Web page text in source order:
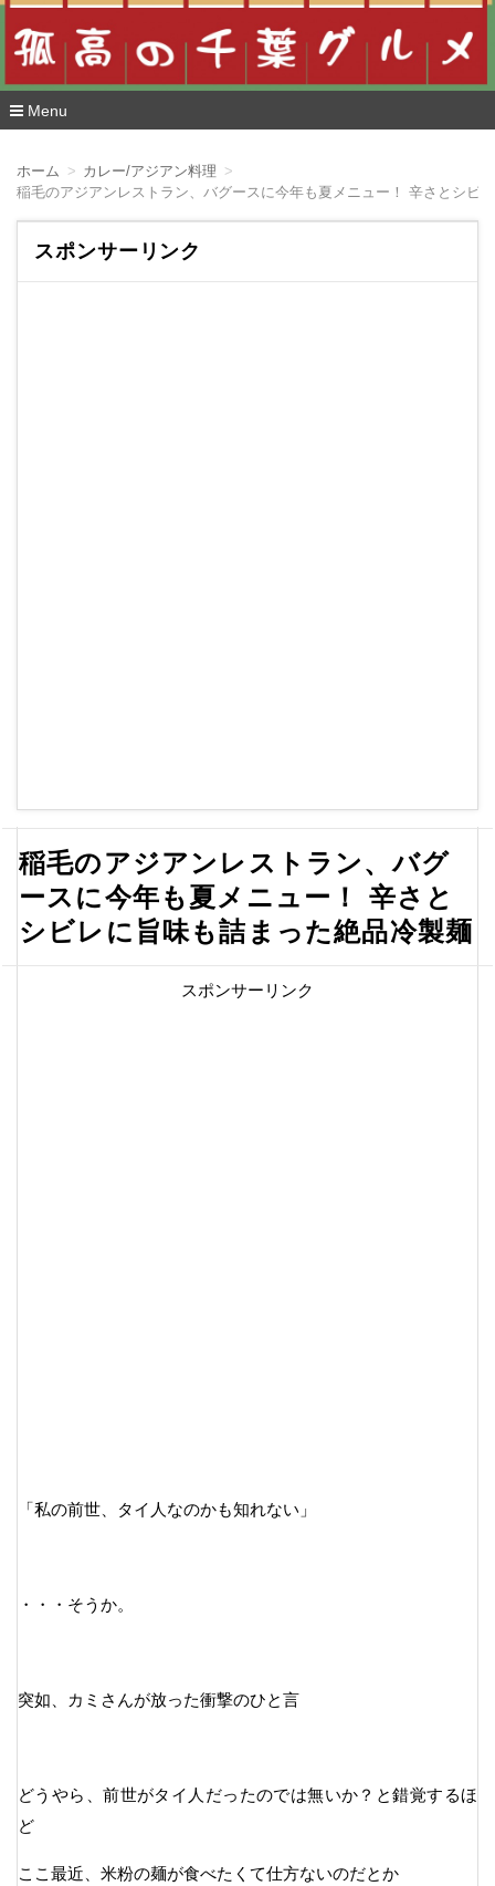
Menu
ホーム
カレー/アジアン料理
稲毛のアジアンレストラン、バグースに今年も夏メニュー！ 辛さとシビ
スポンサーリンク
稲毛のアジアンレストラン、バグ
ースに今年も夏メニュー！ 辛さと
シビレに旨味も詰まった絶品冷製麺
スポンサーリンク
「私の前世、タイ人なのかも知れない」
・・・そうか。
突如、カミさんが放った衝撃のひと言
どうやら、前世がタイ人だったのでは無いか？と錯覚するほ
ど
ここ最近、米粉の麺が食べたくて仕方ないのだとか